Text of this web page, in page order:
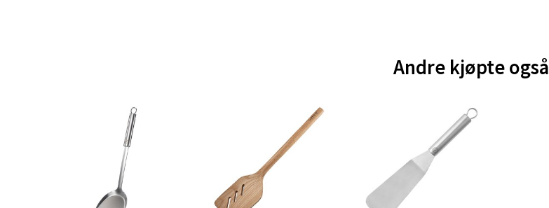
Andre kjøpte også
Langelandsvegen 25, 6010 Ålesund
0 i butikk
Molde - Moldetorget
Torget 1, 6413 Molde